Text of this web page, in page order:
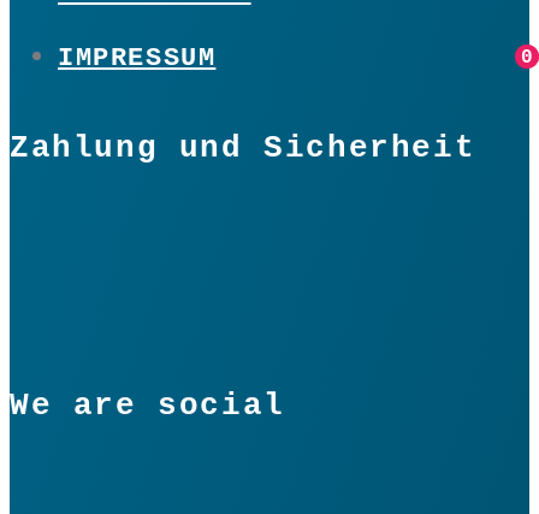
0
0
IMPRESSUM
Zahlung und Sicherheit
We are social